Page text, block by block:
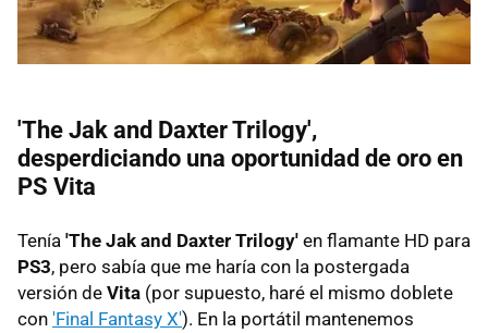
'The Jak and Daxter Trilogy',
desperdiciando una oportunidad de oro en
PS Vita
Tenía 'The Jak and Daxter Trilogy' en flamante HD para
PS3, pero sabía que me haría con la postergada
versión de Vita (por supuesto, haré el mismo doblete
con 'Final Fantasy X'). En la portátil mantenemos